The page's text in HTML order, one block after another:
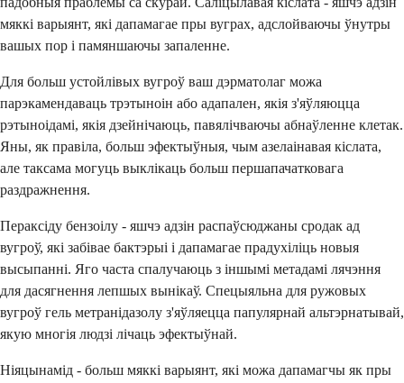
мяккі варыянт, які дапамагае пры вуграх, адслойваючы ўнутры
вашых пор і памяншаючы запаленне.
Для больш устойлівых вугроў ваш дэрматолаг можа
парэкамендаваць трэтыноін або адапален, якія з'яўляюцца
рэтыноідамі, якія дзейнічаюць, павялічваючы абнаўленне клетак.
Яны, як правіла, больш эфектыўныя, чым азелаінавая кіслата,
але таксама могуць выклікаць больш першапачатковага
раздражнення.
Пераксіду бензоілу - яшчэ адзін распаўсюджаны сродак ад
вугроў, які забівае бактэрыі і дапамагае прадухіліць новыя
высыпанні. Яго часта спалучаюць з іншымі метадамі лячэння
для дасягнення лепшых вынікаў. Спецыяльна для ружовых
вугроў гель метранідазолу з'яўляецца папулярнай альтэрнатывай,
якую многія людзі лічаць эфектыўнай.
Ніяцынамід - больш мяккі варыянт, які можа дапамагчы як пры